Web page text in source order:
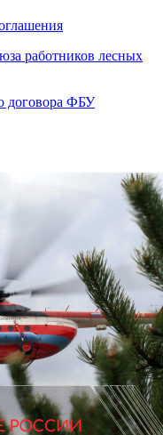
работников лесных
договора ФБУ